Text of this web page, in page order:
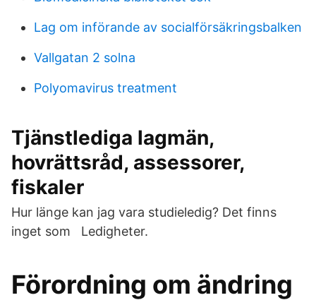
Lag om införande av socialförsäkringsbalken
Vallgatan 2 solna
Polyomavirus treatment
Tjänstlediga lagmän,
hovrättsråd, assessorer,
fiskaler
Hur länge kan jag vara studieledig? Det finns
inget som Ledigheter.
Förordning om ändring